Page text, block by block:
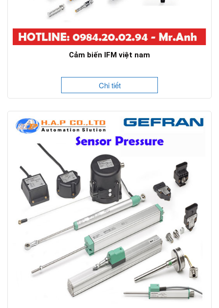
Cảm biến IFM việt nam
Chi tiết